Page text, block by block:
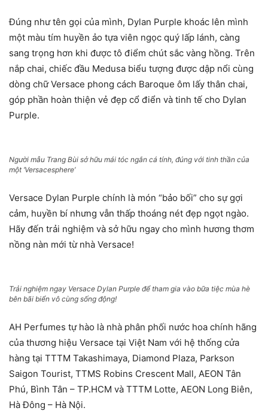
Đúng như tên gọi của mình, Dylan Purple khoác lên mình
một màu tím huyền ảo tựa viên ngọc quý lấp lánh, càng
sang trọng hơn khi được tô điểm chút sắc vàng hồng. Trên
nắp chai, chiếc đầu Medusa biểu tượng được dập nổi cùng
dòng chữ Versace phong cách Baroque ôm lấy thân chai,
góp phần hoàn thiện vẻ đẹp cổ điển và tinh tế cho Dylan
Purple.
Người mẫu Trang Bùi sở hữu mái tóc ngắn cá tính, đúng với tinh thần của
một ‘Versacesphere’
Versace Dylan Purple chính là món “bảo bối” cho sự gợi
cảm, huyền bí nhưng vẫn thấp thoáng nét đẹp ngọt ngào.
Hãy đến trải nghiệm và sở hữu ngay cho mình hương thơm
nồng nàn mới từ nhà Versace!
Trải nghiệm ngay Versace Dylan Purple để tham gia vào bữa tiệc mùa hè
bên bãi biển vô cùng sống động!
AH Perfumes tự hào là nhà phân phối nước hoa chính hãng
của thương hiệu Versace tại Việt Nam với hệ thống cửa
hàng tại TTTM Takashimaya, Diamond Plaza, Parkson
Saigon Tourist, TTMS Robins Crescent Mall, AEON Tân
Phú, Bình Tân – TP.HCM và TTTM Lotte, AEON Long Biên,
Hà Đông – Hà Nội.